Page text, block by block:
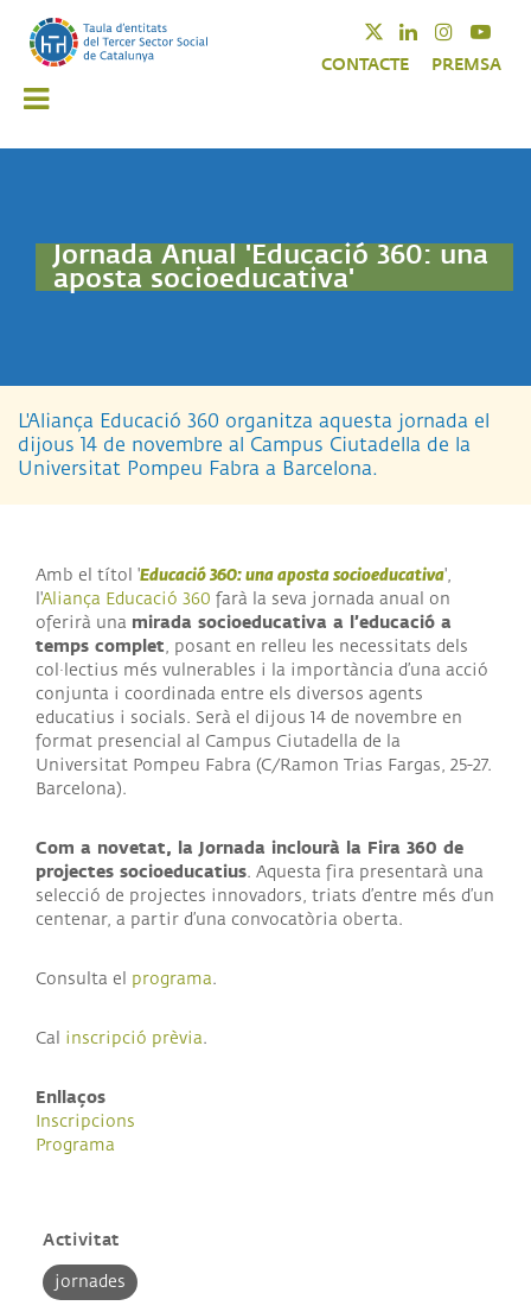
TwitterLinkedin
CONTACTE PREMSA
L'Aliança Educació 360 organitza aquesta jornada el
dijous 14 de novembre al Campus Ciutadella de la
Universitat Pompeu Fabra a Barcelona.
Jornada Anual 'Educació 360: una
aposta socioeducativa'
Amb el títol 'Educació 360: una aposta socioeducativa',
l'Aliança Educació 360 farà la seva jornada anual on
oferirà una mirada socioeducativa a l’educació a
temps complet, posant en relleu les necessitats dels
col·lectius més vulnerables i la importància d’una acció
conjunta i coordinada entre els diversos agents
educatius i socials. Serà el dijous 14 de novembre en
format presencial al Campus Ciutadella de la
Universitat Pompeu Fabra (C/Ramon Trias Fargas, 25-27.
Barcelona).
Com a novetat, la Jornada inclourà la Fira 360 de
projectes socioeducatius. Aquesta fira presentarà una
selecció de projectes innovadors, triats d’entre més d’un
centenar, a partir d’una convocatòria oberta.
Consulta el programa.
Cal inscripció prèvia.
Enllaços
Inscripcions
Programa
Activitat
jornades